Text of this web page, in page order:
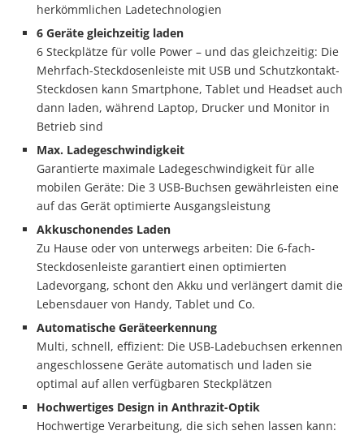
herkömmlichen Ladetechnologien
6 Geräte gleichzeitig laden
6 Steckplätze für volle Power – und das gleichzeitig: Die
Mehrfach-Steckdosenleiste mit USB und Schutzkontakt-
Steckdosen kann Smartphone, Tablet und Headset auch
dann laden, während Laptop, Drucker und Monitor in
Betrieb sind
Max. Ladegeschwindigkeit
Garantierte maximale Ladegeschwindigkeit für alle
mobilen Geräte: Die 3 USB-Buchsen gewährleisten eine
auf das Gerät optimierte Ausgangsleistung
Akkuschonendes Laden
Zu Hause oder von unterwegs arbeiten: Die 6-fach-
Steckdosenleiste garantiert einen optimierten
Ladevorgang, schont den Akku und verlängert damit die
Lebensdauer von Handy, Tablet und Co.
Automatische Geräteerkennung
Multi, schnell, effizient: Die USB-Ladebuchsen erkennen
angeschlossene Geräte automatisch und laden sie
optimal auf allen verfügbaren Steckplätzen
Hochwertiges Design in Anthrazit-Optik
Hochwertige Verarbeitung, die sich sehen lassen kann: